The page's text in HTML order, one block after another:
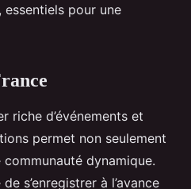
pour une
riche d’événements et
permet non seulement
dynamique.
s’enregistrer à l’avance